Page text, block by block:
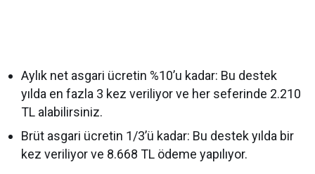
Aylık net asgari ücretin %10’u kadar: Bu destek
yılda en fazla 3 kez veriliyor ve her seferinde 2.210
TL alabilirsiniz.
Brüt asgari ücretin 1/3’ü kadar: Bu destek yılda bir
kez veriliyor ve 8.668 TL ödeme yapılıyor.